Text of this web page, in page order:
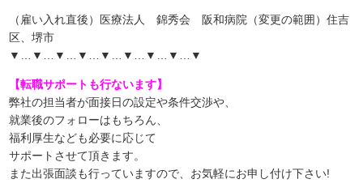
（雇い入れ直後）医療法人 錦秀会 阪和病院（変更の範囲）住吉
区、堺市
▼…▼…▼…▼…▼…▼…▼…▼…▼
【転職サポートも行ないます】
弊社の担当者が面接日の設定や条件交渉や、
就業後のフォローはもちろん、
福利厚生なども必要に応じて
サポートさせて頂きます。
また出張面談も行っていますので、 お気軽にお申し付け下さい!